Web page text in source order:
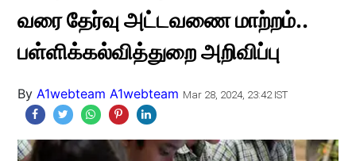
வரை தேர்வு அட்டவணை மாற்றம்..
பள்ளிக்கல்வித்துறை அறிவிப்பு
By A1webteam A1webteam Mar 28, 2024, 23:42 IST